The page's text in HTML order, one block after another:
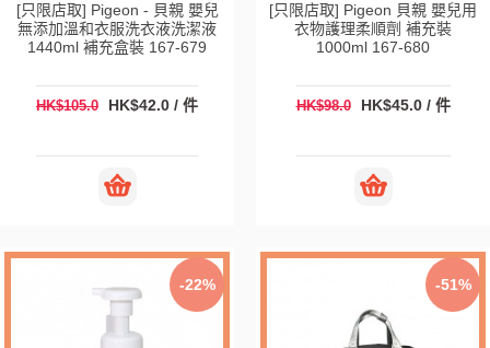
[只限店取] Pigeon - 貝親 嬰兒
無添加溫和衣服洗衣液洗潔液
1440ml 補充盒裝 167-679
HK$105.0 HK$42.0 / 件
[只限店取] Pigeon 貝親 嬰兒用
衣物護理柔順劑 補充裝
1000ml 167-680
HK$98.0 HK$45.0 / 件
-22% -51%